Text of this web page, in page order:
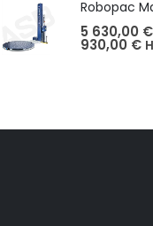
5 630,00 €
930,00 €